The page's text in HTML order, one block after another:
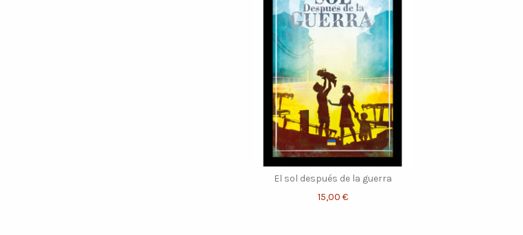
El sol después de la guerra
15,00 €